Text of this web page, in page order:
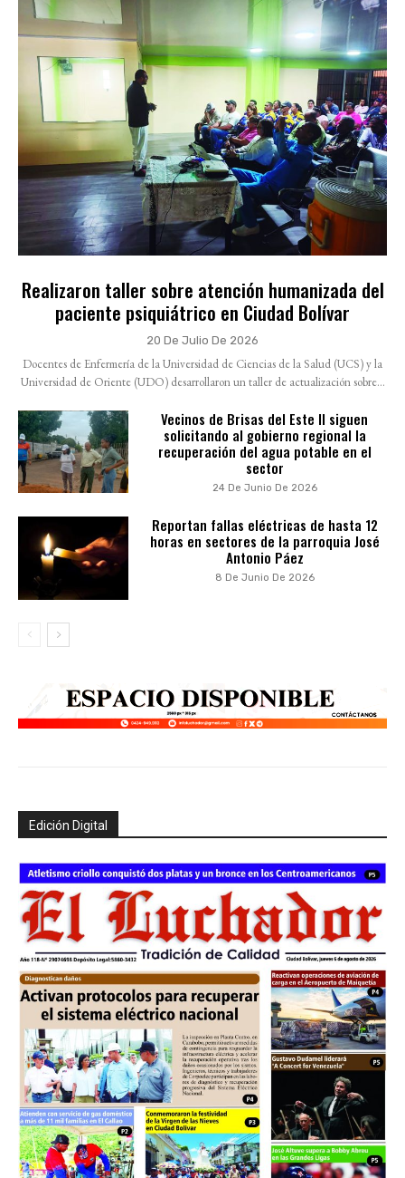
Realizaron taller sobre atención humanizada del
paciente psiquiátrico en Ciudad Bolívar
20 De Julio De 2026
Docentes de Enfermería de la Universidad de Ciencias de la Salud (UCS) y la
Universidad de Oriente (UDO) desarrollaron un taller de actualización sobre...
Vecinos de Brisas del Este II siguen
solicitando al gobierno regional la
recuperación del agua potable en el
sector
24 De Junio De 2026
Reportan fallas eléctricas de hasta 12
horas en sectores de la parroquia José
Antonio Páez
8 De Junio De 2026
Edición Digital